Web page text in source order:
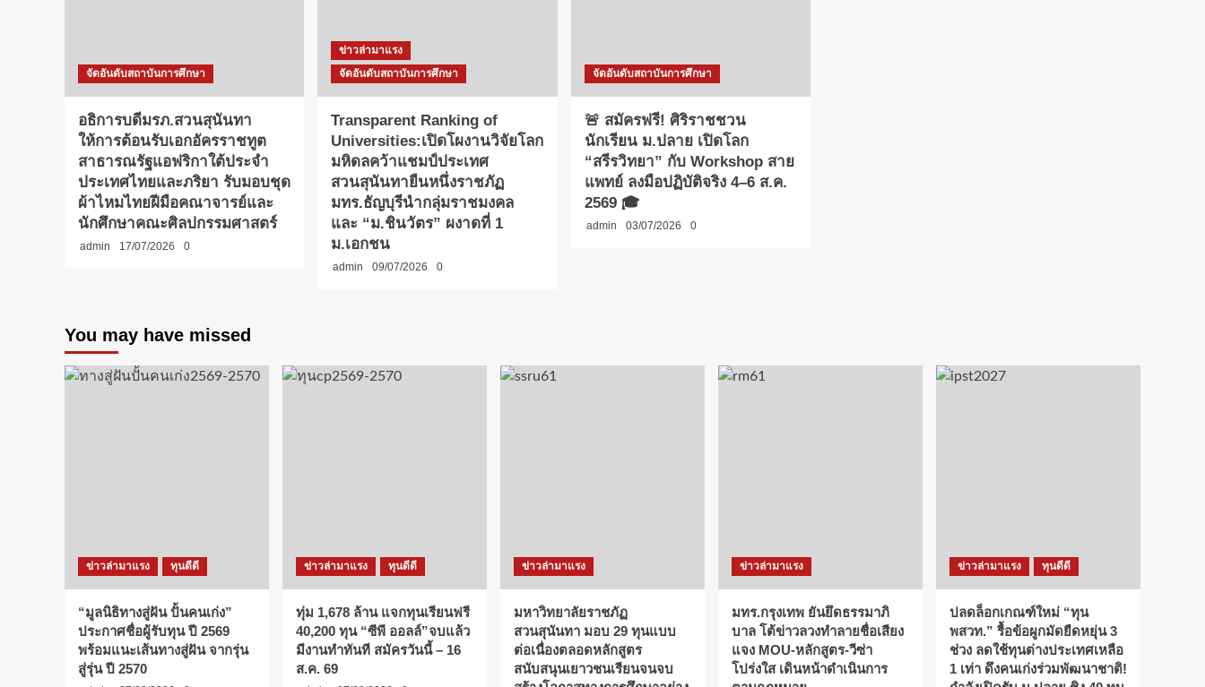
จัดอันดับสถาบันการศึกษา
อธิการบดีมรภ.สวนสุนันทา
ให้การต้อนรับเอกอัครราชทูต
สาธารณรัฐแอฟริกาใต้ประจำ
ประเทศไทยและภริยา รับมอบชุด
ผ้าไหมไทยฝีมือคณาจารย์และ
นักศึกษาคณะศิลปกรรมศาสตร์
admin 17/07/2026 0
ข่าวล่ามาแรง
จัดอันดับสถาบันการศึกษา
Transparent Ranking of
Universities:เปิดโผงานวิจัยโลก
มหิดลคว้าแชมป์ประเทศ
สวนสุนันทายืนหนึ่งราชภัฏ
มทร.ธัญบุรีนำกลุ่มราชมงคล
และ “ม.ชินวัตร” ผงาดที่ 1
ม.เอกชน
admin 09/07/2026 0
จัดอันดับสถาบันการศึกษา
🚨 สมัครฟรี! ศิริราชชวน
นักเรียน ม.ปลาย เปิดโลก
“สรีรวิทยา” กับ Workshop สาย
แพทย์ ลงมือปฏิบัติจริง 4–6 ส.ค.
2569 🎓
admin 03/07/2026 0
You may have missed
ข่าวล่ามาแรง ทุนดีดี
“มูลนิธิทางสู่ฝัน ปั้นคนเก่ง”
ประกาศชื่อผู้รับทุน ปี 2569
พร้อมแนะเส้นทางสู่ฝัน จากรุ่น
สู่รุ่น ปี 2570
ข่าวล่ามาแรง ทุนดีดี
ทุ่ม 1,678 ล้าน แจกทุนเรียนฟรี
40,200 ทุน “ซีพี ออลล์”จบแล้ว
มีงานทำทันที สมัครวันนี้ – 16
ส.ค. 69
ข่าวล่ามาแรง
มหาวิทยาลัยราชภัฏ
สวนสุนันทา มอบ 29 ทุนแบบ
ต่อเนื่องตลอดหลักสูตร
สนับสนุนเยาวชนเรียนจนจบ
ข่าวล่ามาแรง
มทร.กรุงเทพ ยันยึดธรรมาภิ
บาล โต้ข่าวลวงทำลายชื่อเสียง
แจง MOU-หลักสูตร-วีซ่า
โปร่งใส เดินหน้าดำเนินการ
ข่าวล่ามาแรง ทุนดีดี
ปลดล็อกเกณฑ์ใหม่ “ทุน
พสวท.” รื้อข้อผูกมัดยืดหยุ่น 3
ช่วง ลดใช้ทุนต่างประเทศเหลือ
1 เท่า ดึงคนเก่งร่วมพัฒนาชาติ!